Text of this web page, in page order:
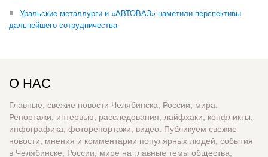
Уральские металлурги и «АВТОВАЗ» наметили перспективы
дальнейшего сотрудничества
О НАС
Главные, свежие новости Челябинска, России, мира.
Репортажи, интервью, расследования, лайфхаки, конфликты,
инфографика, фоторепортажи, видео. Публикуем свежие
новости, мнения и комментарии популярных людей, события
в Челябинске, России, мире на главные темы общества,